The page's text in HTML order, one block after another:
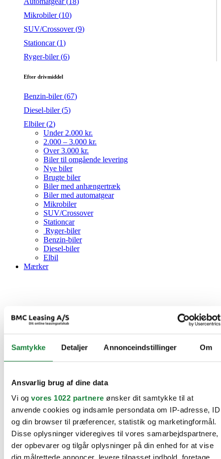
Samtykke Detaljer Annonceindstillinger Om
Ansvarlig brug af dine data
Vi og vores 1022 partnere ønsker dit samtykke til at
anvende cookies og indsamle persondata om IP-adresse, ID
og din browser til præferencer, statistik og marketingformål.
Disse oplysninger videregives til vores samarbejdspartnere,
der opbevarer og tilgår oplysninger på din enhed for at vise
dig målrettede annoncer, levere tilpasset indhold, foretage
Mikrobiler (10)
SUV/Crossover (9)
Stationcar (1)
Ryger-biler (6)
Efter drivmiddel
Benzin-biler (67)
Diesel-biler (5)
Elbiler (2)
Under 2.000 kr.
2.000 – 3.000 kr.
Over 3.000 kr.
Biler til omgående levering
Nye biler
Brugte biler
Biler med anhængertræk
Biler med automatgear
Mikrobiler
SUV/Crossover
Stationcar
Ryger-biler
Benzin-biler
Diesel-biler
Elbil
Mærker